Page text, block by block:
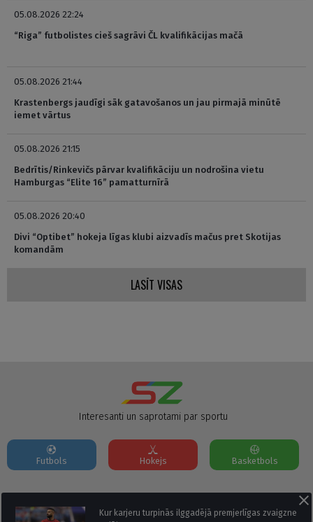
05.08.2026 22:24
“Riga” futbolistes cieš sagrāvi ČL kvalifikācijas mačā
05.08.2026 21:44
Krastenbergs jaudīgi sāk gatavošanos un jau pirmajā minūtē
iemet vārtus
05.08.2026 21:15
Bedrītis/Rinkevičs pārvar kvalifikāciju un nodrošina vietu
Hamburgas “Elite 16” pamatturnīrā
05.08.2026 20:40
Divi “Optibet” hokeja līgas klubi aizvadīs mačus pret Skotijas
komandām
LASĪT VISAS
Kur karjeru turpinās ilggadējā premjerlīgas zvaigzne
Interesanti un saprotami par sportu
Futbols Hokejs Basketbols
Par mums Reklāmas Parametri Kontakti